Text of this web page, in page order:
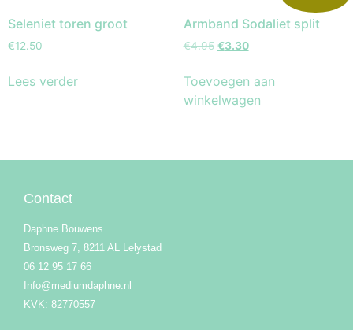
Seleniet toren groot
€12.50
Lees verder
Armband Sodaliet split
€4.95 €3.30
Toevoegen aan
winkelwagen
Contact
Daphne Bouwens
Bronsweg 7, 8211 AL Lelystad
06 12 95 17 66
Info@mediumdaphne.nl
KVK: 82770557